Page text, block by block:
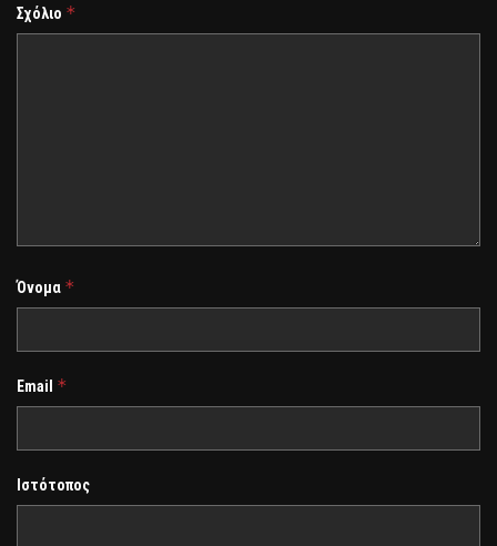
Σχόλιο *
Όνομα *
Email *
Ιστότοπος